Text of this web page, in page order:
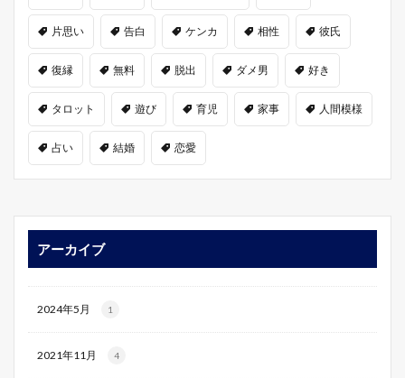
片思い 告白 ケンカ 相性 彼氏
復縁 無料 脱出 ダメ男 好き
タロット 遊び 育児 家事 人間模様
占い 結婚 恋愛
アーカイブ
2024年5月 1
2021年11月 4